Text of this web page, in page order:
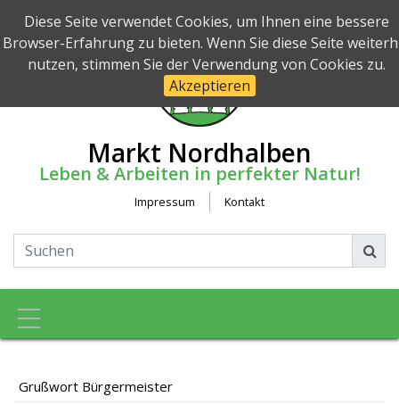
Diese Seite verwendet Cookies, um Ihnen eine bessere
Browser-Erfahrung zu bieten. Wenn Sie diese Seite
nutzen, stimmen Sie der Verwendung von Cookies zu.
Akzeptieren
Markt Nordhalben
Leben & Arbeiten in perfekter Natur!
Impressum Kontakt
Toggle navigation
Grußwort Bürgermeister